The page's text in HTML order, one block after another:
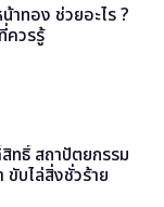
ทอง ช่วยอะไร ?
ควรรู้
ทธิ์ สถาปัตยกรรม
ขับไล่สิ่งชั่วร้าย